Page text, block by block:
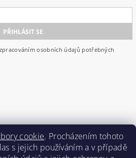
zpracováním osobních údajů potřebných
cookie. Procházením tohoto
s jejich používáním a v případě